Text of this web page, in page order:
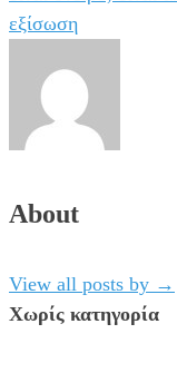
εξίσωση
About
View all posts by →
Χωρίς κατηγορία